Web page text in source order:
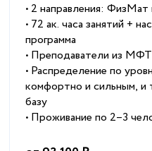
• 2 направления:
• 72 ак. часа занятий +
программа
• Преподаватели из
• Распределение по
комфортно и сильным, и
базу
• Проживание по 2–3